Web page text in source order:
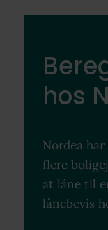
hos
Nordea
flere
at låne til
lånebevis